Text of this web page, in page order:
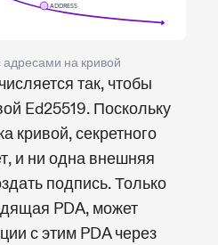
адресами на кривой
так, чтобы
Ed25519. Поскольку
кривой, секретного
и ни одна внешняя
подпись. Только
PDA, может
с этим PDA через